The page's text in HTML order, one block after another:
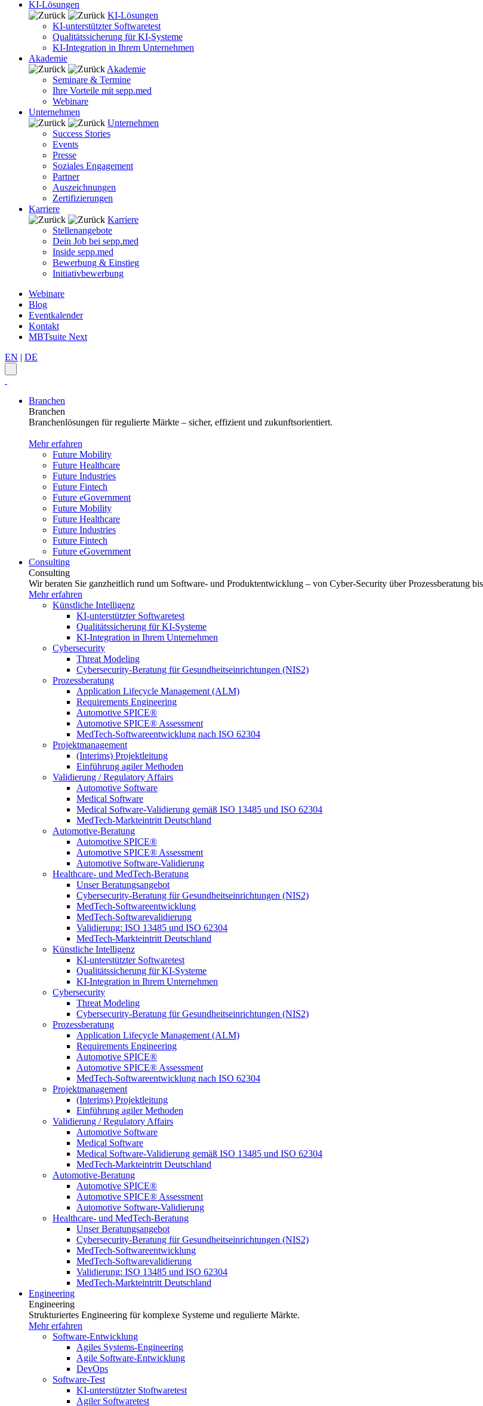
KI-Lösungen
KI-Lösungen
KI-unterstützter Softwaretest
Qualitätssicherung für KI-Systeme
KI-Integration in Ihrem Unternehmen
Akademie
Akademie
Seminare & Termine
Ihre Vorteile mit sepp.med
Webinare
Unternehmen
Unternehmen
Success Stories
Events
Presse
Soziales Engagement
Partner
Auszeichnungen
Zertifizierungen
Karriere
Karriere
Stellenangebote
Dein Job bei sepp.med
Inside sepp.med
Bewerbung & Einstieg
Initiativbewerbung
Webinare
Blog
Eventkalender
Kontakt
MBTsuite Next
EN | DE
Branchen
Branchen
Branchenlösungen für regulierte Märkte – sicher, effizient und zukunftsorientiert.
Mehr erfahren
Future Mobility
Future Healthcare
Future Industries
Future Fintech
Future eGovernment
Future Mobility
Future Healthcare
Future Industries
Future Fintech
Future eGovernment
Consulting
Consulting
Wir beraten Sie ganzheitlich rund um Software- und Produktentwicklung – von Cyber-Security über Prozessberatung
Mehr erfahren
Künstliche Intelligenz
KI-unterstützter Softwaretest
Qualitätssicherung für KI-Systeme
KI-Integration in Ihrem Unternehmen
Cybersecurity
Threat Modeling
Cybersecurity-Beratung für Gesundheitseinrichtungen (NIS2)
Prozessberatung
Application Lifecycle Management (ALM)
Requirements Engineering
Automotive SPICE®
Automotive SPICE® Assessment
MedTech-Softwareentwicklung nach ISO 62304
Projektmanagement
(Interims) Projektleitung
Einführung agiler Methoden
Validierung / Regulatory Affairs
Automotive Software
Medical Software
Medical Software-Validierung gemäß ISO 13485 und ISO 62304
MedTech-Markteintritt Deutschland
Automotive-Beratung
Automotive SPICE®
Automotive SPICE® Assessment
Automotive Software-Validierung
Healthcare- und MedTech-Beratung
Unser Beratungsangebot
Cybersecurity-Beratung für Gesundheitseinrichtungen (NIS2)
MedTech-Softwareentwicklung
MedTech-Softwarevalidierung
Validierung: ISO 13485 und ISO 62304
MedTech-Markteintritt Deutschland
Künstliche Intelligenz
KI-unterstützter Softwaretest
Qualitätssicherung für KI-Systeme
KI-Integration in Ihrem Unternehmen
Cybersecurity
Threat Modeling
Cybersecurity-Beratung für Gesundheitseinrichtungen (NIS2)
Prozessberatung
Application Lifecycle Management (ALM)
Requirements Engineering
Automotive SPICE®
Automotive SPICE® Assessment
MedTech-Softwareentwicklung nach ISO 62304
Projektmanagement
(Interims) Projektleitung
Einführung agiler Methoden
Validierung / Regulatory Affairs
Automotive Software
Medical Software
Medical Software-Validierung gemäß ISO 13485 und ISO 62304
MedTech-Markteintritt Deutschland
Automotive-Beratung
Automotive SPICE®
Automotive SPICE® Assessment
Automotive Software-Validierung
Healthcare- und MedTech-Beratung
Unser Beratungsangebot
Cybersecurity-Beratung für Gesundheitseinrichtungen (NIS2)
MedTech-Softwareentwicklung
MedTech-Softwarevalidierung
Validierung: ISO 13485 und ISO 62304
MedTech-Markteintritt Deutschland
Engineering
Engineering
Strukturiertes Engineering für komplexe Systeme und regulierte Märkte.
Mehr erfahren
Software-Entwicklung
Agiles Systems-Engineering
Agile Software-Entwicklung
DevOps
Software-Test
KI-unterstützter Stoftwaretest
Agiler Softwaretest